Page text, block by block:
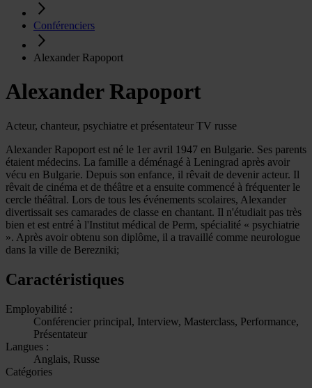
Conférenciers
Alexander Rapoport
Alexander Rapoport
Acteur, chanteur, psychiatre et présentateur TV russe
Alexander Rapoport est né le 1er avril 1947 en Bulgarie. Ses parents
étaient médecins. La famille a déménagé à Leningrad après avoir
vécu en Bulgarie. Depuis son enfance, il rêvait de devenir acteur. Il
rêvait de cinéma et de théâtre et a ensuite commencé à fréquenter le
cercle théâtral. Lors de tous les événements scolaires, Alexander
divertissait ses camarades de classe en chantant. Il n'étudiait pas très
bien et est entré à l'Institut médical de Perm, spécialité « psychiatrie
». Après avoir obtenu son diplôme, il a travaillé comme neurologue
dans la ville de Berezniki;
Caractéristiques
Employabilité :
Conférencier principal, Interview, Masterclass, Performance,
Présentateur
Langues :
Anglais, Russe
Catégories